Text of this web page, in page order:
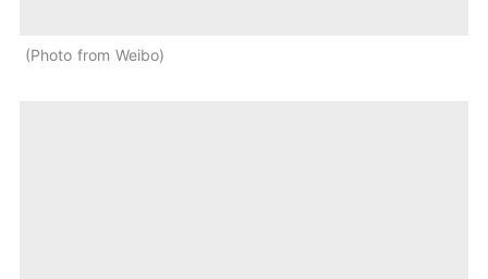
Photo from Weibo